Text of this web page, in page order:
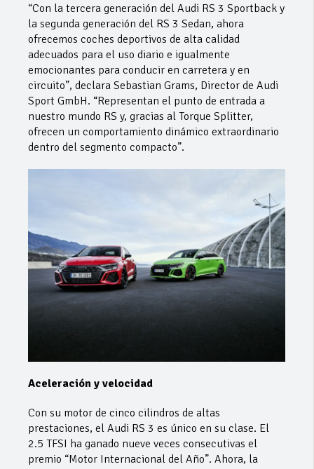
“Con la tercera generación del Audi RS 3 Sportback y
la segunda generación del RS 3 Sedan, ahora
ofrecemos coches deportivos de alta calidad
adecuados para el uso diario e igualmente
emocionantes para conducir en carretera y en
circuito”, declara Sebastian Grams, Director de Audi
Sport GmbH. “Representan el punto de entrada a
nuestro mundo RS y, gracias al Torque Splitter,
ofrecen un comportamiento dinámico extraordinario
dentro del segmento compacto”.
Aceleración y velocidad
Con su motor de cinco cilindros de altas
prestaciones, el Audi RS 3 es único en su clase. El
2.5 TFSI ha ganado nueve veces consecutivas el
premio “Motor Internacional del Año”. Ahora, la